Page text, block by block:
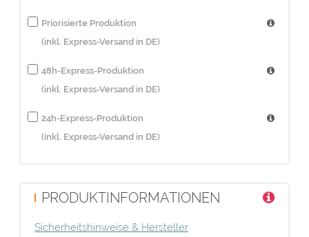
Priorisierte Produktion
(inkl. Express-Versand in DE)
48h-Express-Produktion
(inkl. Express-Versand in DE)
24h-Express-Produktion
(inkl. Express-Versand in DE)
PRODUKTINFORMATIONEN
Sicherheitshinweise & Hersteller